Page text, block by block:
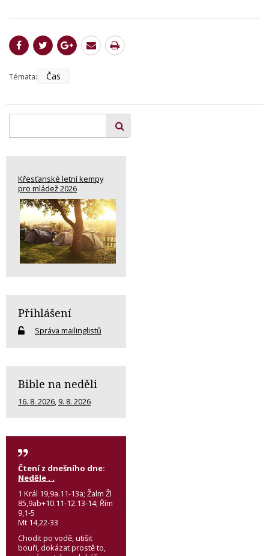
Témata: Čas
Křesťanské letní kempy
pro mládež 2026
Přihlášení
Správa mailinglistů
Bible na neděli
16. 8. 2026, 9. 8. 2026
Čtení z dnešního dne:
Neděle . .
1 Král 19,9a.11-13a; Žalm Žl
85,9ab+10.11-12.13-14; Řím
9,1-5
Mt 14,22-33
Chodit po vodě, utišit
bouři, dokázat prostě to,